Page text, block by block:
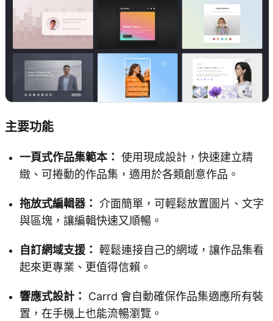
主要功能
一頁式作品集範本： 使用現成設計，快速建立精
緻、可捲動的作品集，適用於各類創意作品。
拖放式編輯器： 介面簡單，可輕鬆放置圖片、文字
與區塊，讓編輯快速又順暢。
自訂網域支援： 輕鬆連接自己的網域，讓作品集看
起來更專業、更值得信賴。
響應式設計：
Carrd 會自動確保作品集適應所有裝
置，在手機上也能流暢瀏覽。